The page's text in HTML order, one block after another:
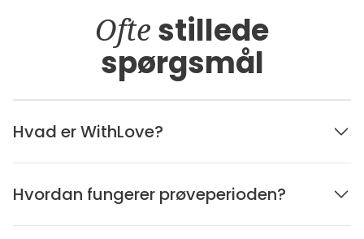
Ofte stillede
spørgsmål
Hvad er WithLove?
Hvordan fungerer prøveperioden?